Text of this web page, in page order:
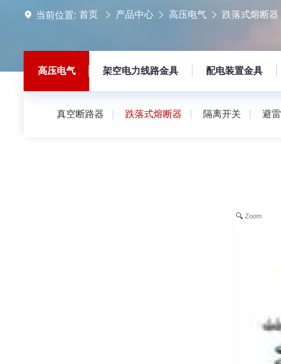
当前位置: 首页 产品中心 高压电气 跌落式熔断器
高压电气 架空电力线路金具 配电装置金具
真空断路器 跌落式熔断器 隔离开关 避
Zoom